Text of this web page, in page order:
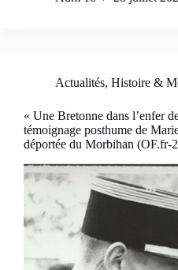
Actualités, Histoire &
« Une Bretonne dans l’enfer
témoignage posthume de
déportée du Morbihan (OF.fr-